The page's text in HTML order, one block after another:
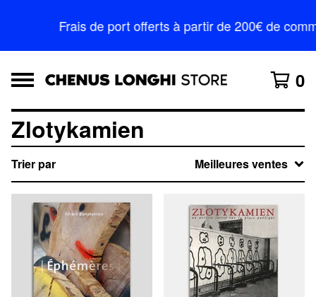
Frais de port offerts à partir de 200€ de
0
Zlotykamien
Trier par Meilleures ventes